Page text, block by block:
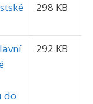
298 KB
do
292 KB